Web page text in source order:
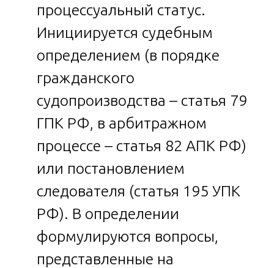
процессуальный статус.
Инициируется судебным
определением (в порядке
гражданского
судопроизводства – статья 79
ГПК РФ, в арбитражном
процессе – статья 82 АПК РФ)
или постановлением
следователя (статья 195 УПК
РФ). В определении
формулируются вопросы,
представленные на